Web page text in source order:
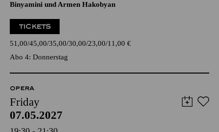
Binyamini und Armen Hakobyan
TICKETS
51,00 45,00 35,00 30,00 23,00 11,00 €
Abo 4: Donnerstag
OPERA
Friday
07.05.2027